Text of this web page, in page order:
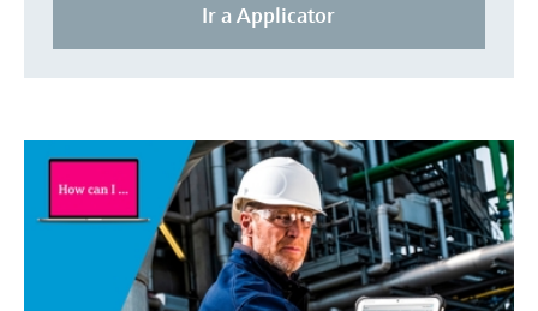
Ir a Applicator